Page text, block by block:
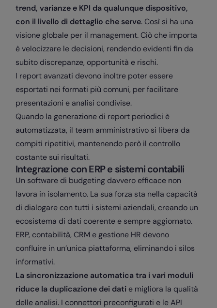
trend, varianze e KPI da qualunque dispositivo,
con il livello di dettaglio che serve. Così si ha una
visione globale per il management. Ciò che importa
è velocizzare le decisioni, rendendo evidenti fin da
subito discrepanze, opportunità e rischi.
I report avanzati devono inoltre poter essere
esportati nei formati più comuni, per facilitare
presentazioni e analisi condivise.
Quando la generazione di report periodici è
automatizzata, il team amministrativo si libera da
compiti ripetitivi, mantenendo però il controllo
costante sui risultati.
Integrazione con ERP e sistemi contabili
Un software di budgeting davvero efficace non
lavora in isolamento. La sua forza sta nella capacità
di dialogare con tutti i sistemi aziendali, creando un
ecosistema di dati coerente e sempre aggiornato.
ERP, contabilità, CRM e gestione HR devono
confluire in un’unica piattaforma, eliminando i silos
informativi.
La sincronizzazione automatica tra i vari moduli
riduce la duplicazione dei dati e migliora la qualità
delle analisi. I connettori preconfigurati e le API